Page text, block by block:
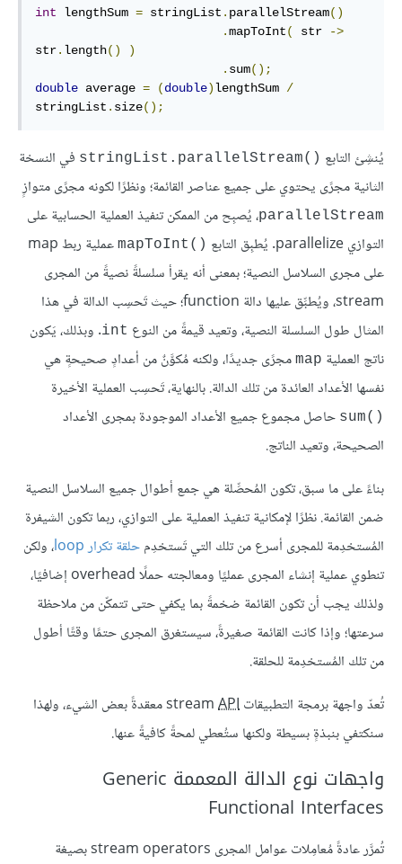
int lengthSum = stringList . parallelStream()
.mapToInt( str
->
str. length()
)
. sum();
double average = (double)lengthSum /
stringList . size();
يُنشِئ التابع stringList.parallelStream()‎ في النسخة
الثانية مجرًى يحتوي على جميع عناصر القائمة؛ ونظرًا لكونه مجرًى متوازٍ
parallelStream، يُصبِح من الممكن تنفيذ العملية الحسابية على
التوازي parallelize. يُطبِق التابع
mapToInt()‎
عملية ربط map
على مجرى السلاسل النصية؛ بمعنى أنه يقرأ سلسلةً نصيةً من المجرى
stream، ويُطبِّق عليها دالة function؛ حيث تَحسِب الدالة في هذا
المثال طول السلسلة النصية، وتعيد قيمةً من النوع int. وبذلك، يَكون
ناتج العملية map مجرًى جديدًا، ولكنه مُكوَّنٌ من أعدادٍ صحيحةٍ هي
نفسها الأعداد العائدة من تلك الدالة. بالنهاية، تَحسِب العملية الأخيرة
sum()‎ حاصل مجموع جميع الأعداد الموجودة بمجرى الأعداد
الصحيحة، وتعيد الناتج.
بناءً على ما سبق، تكون المُحصِّلة هي جمع أطوال جميع السلاسل النصية
ضمن القائمة. نظرًا لإمكانية تنفيذ العملية على التوازي، ربما تكون الشيفرة
المُستخدِمة للمجرى أسرع من تلك التي تَستخدِمحلقة تكرار loop
، ولكن
تنطوي عملية إنشاء المجرى عمليًا ومعالجته حملًا overhead إضافيًا،
ولذلك يجب أن تكون القائمة ضخمةً بما يكفي حتى تتمكّن من ملاحظة
سرعتها؛ وإذا كانت القائمة صغيرةً، سيستغرق المجرى حتمًا وقتًا أطول
من تلك المُستخدِمة للحلقة.
تُعدّ واجهة برمجة التطبيقات streamAPI
معقدةً بعض الشيء، ولهذا
سنكتفي بنبذةٍ بسيطة ولكنها ستُعطي لمحةً كافيةً عنها.
واجهات نوع الدالة المعممة Generic
Functional Interfaces
تُمرَّر عادةً مُعامِلات عوامل المجرى stream operators بصيغة